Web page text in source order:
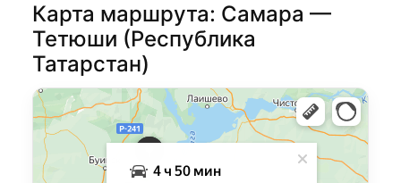
Карта маршрута: Самара —
Тетюши (Республика
Татарстан)